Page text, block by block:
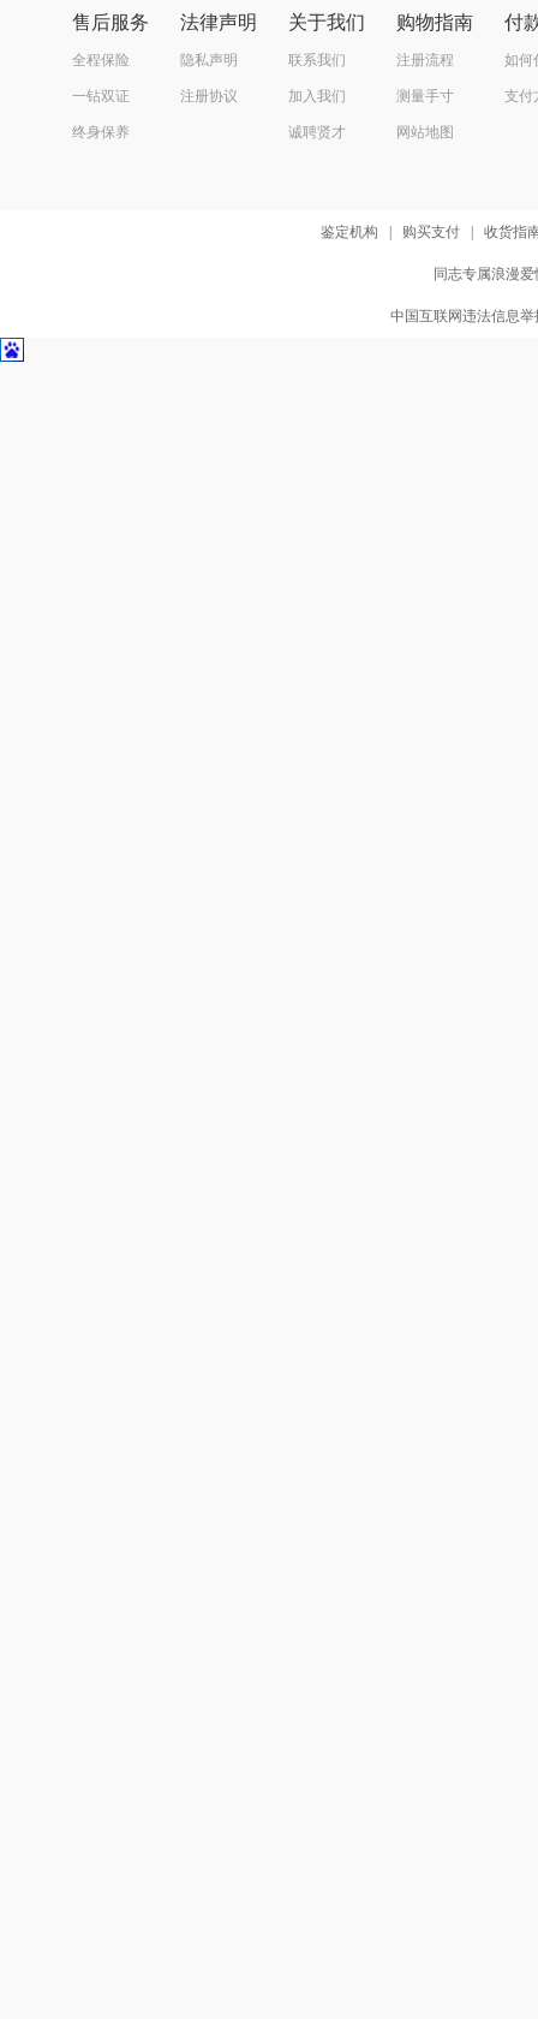
售后服务
全程保险
一钻双证
终身保养
法律声明
隐私声明
注册协议
关于我们
联系我们
加入我们
诚聘贤才
购物指南
注册流程
测量手寸
网站地图
付
如何
支付
鉴定机构 购买支付 收货指
同志专属浪漫
中国互联网违法信息